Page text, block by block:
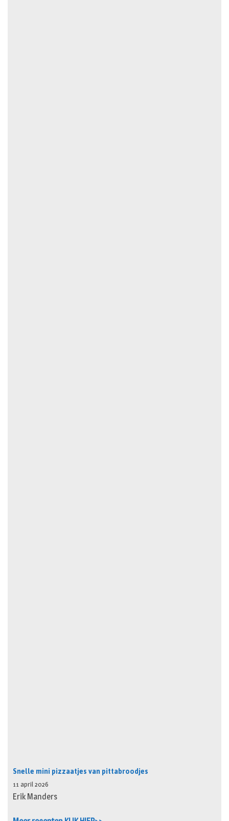
Snelle mini pizzaatjes van pittabroodjes
11 april 2026
Erik Manders